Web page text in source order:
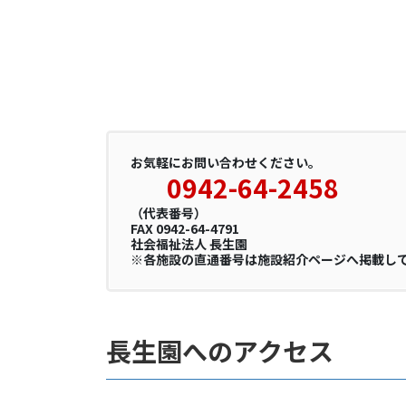
お気軽にお問い合わせください。
0942-64-2458
（代表番号）
FAX 0942-64-4791
社会福祉法人 長生園
※各施設の直通番号は施設紹介ページへ掲載して
長生園へのアクセス